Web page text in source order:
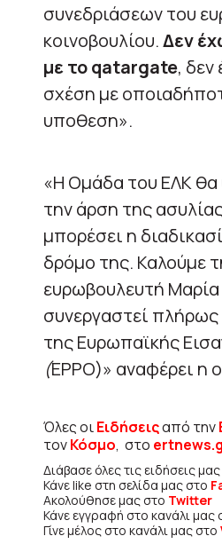
συνεδριάσεων του
κοινοβουλίου.Δεν
με το qatargate, δεν
σχέση με
υποθεση».
«Η Ομάδα του ΕΛΚ θα
την άρση της
μπορέσει η
δρόμο της. Καλούμε
ευρωβουλευτή
συνεργαστεί πλήρως
της Ευρωπαϊκής
(EPPO)» αναφέρει η
Όλες οιΕιδήσειςαπό την
τονΚόσμο, στο
Διάβασε όλες τις ειδήσεις
Κάνε like στη σελίδα μας στο
Ακολούθησε μας στο Twitter
Κάνε εγγραφή στο κανάλι μας
Γίνε μέλος στο κανάλι μας στο